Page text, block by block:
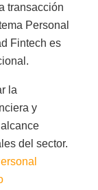
transacción
Personal
Fintech es
la
y
del sector.